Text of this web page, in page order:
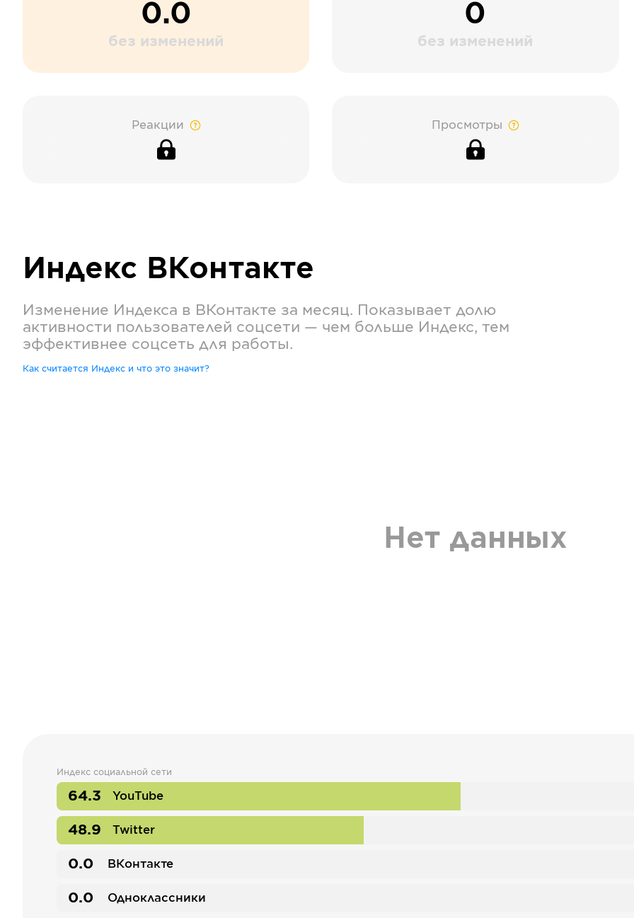
0.0
без изменений
0
без изменений
Реакции Просмотры
Индекс ВКонтакте
Изменение Индекса в ВКонтакте за месяц. Показывает долю
активности пользователей соцсети — чем больше Индекс, тем
эффективнее соцсеть для работы.
Как считается Индекс и что это значит?
Нет данных
Индекс социальной сети
64.3 YouTube
48.9 Twitter
0.0 ВКонтакте
0.0 Одноклассники